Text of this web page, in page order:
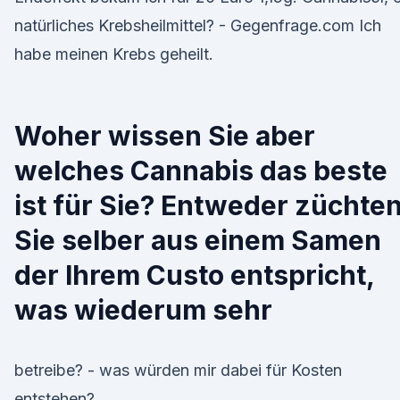
natürliches Krebsheilmittel? - Gegenfrage.com Ich
habe meinen Krebs geheilt.
Woher wissen Sie aber
welches Cannabis das beste
ist für Sie? Entweder
Sie selber aus einem Samen
der Ihrem Custo entspricht,
was wiederum sehr
betreibe? - was würden mir dabei für Kosten